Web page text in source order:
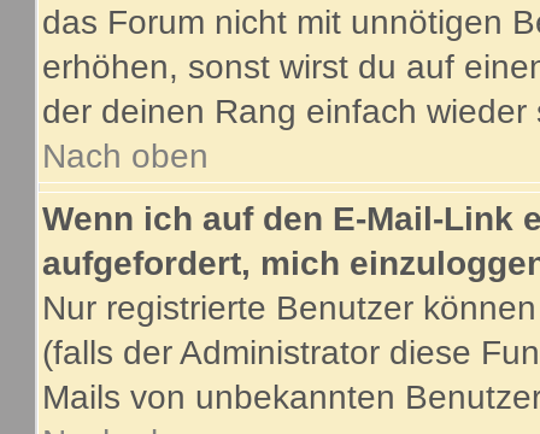
das Forum nicht mit unnötigen
erhöhen, sonst wirst du auf
der deinen Rang einfach wieder
Nach oben
Wenn ich auf den E-Mail-Link
aufgefordert, mich
Nur registrierte Benutzer
(falls der Administrator diese
Mails von unbekannten